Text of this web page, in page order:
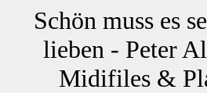
Schön muss es
lieben - Peter
Midifiles &